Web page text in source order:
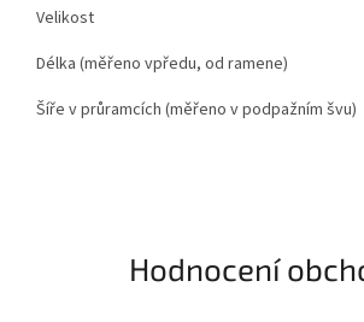
Velikost
Délka (měřeno vpředu, od ramene)
Šíře v průramcích (měřeno v podpažním švu)
Hodnocení